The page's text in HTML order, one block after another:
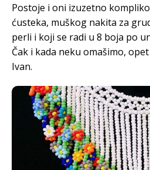
Postoje i oni izuzetno
ćusteka, muškog nakita za
perli i koji se radi u 8 boja po
Čak i kada neku omašimo,
Ivan.